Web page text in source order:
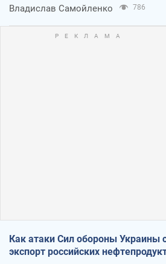
Владислав Самойленко 786
Как атаки Сил обороны Украины
экспорт российских